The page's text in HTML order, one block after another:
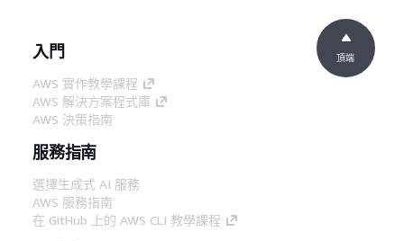
入門
AWS 實作教學課程
AWS 解決方案程式庫
AWS 決策指南
服務指南
選擇生成式 AI 服務
AWS 服務指南
在 GitHub 上的 AWS CLI 教學課程
頂端